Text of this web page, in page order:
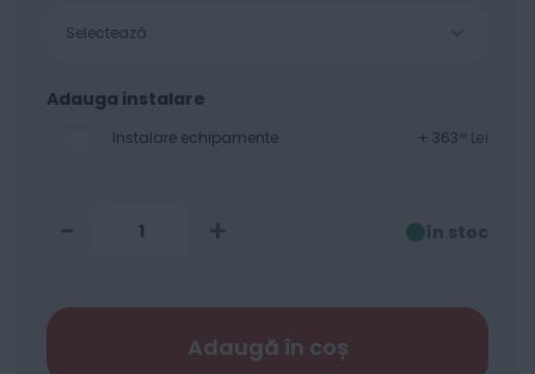
Selectează
Adauga instalare
Instalare echipamente + 363 Lei
- + în stoc
Adaugă în coș